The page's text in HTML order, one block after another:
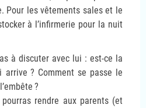
Pour les vêtements sales et le
à l’infirmerie pour la nuit
à discuter avec lui : est-ce la
arrive ? Comment se passe le
?
rendre aux parents (et